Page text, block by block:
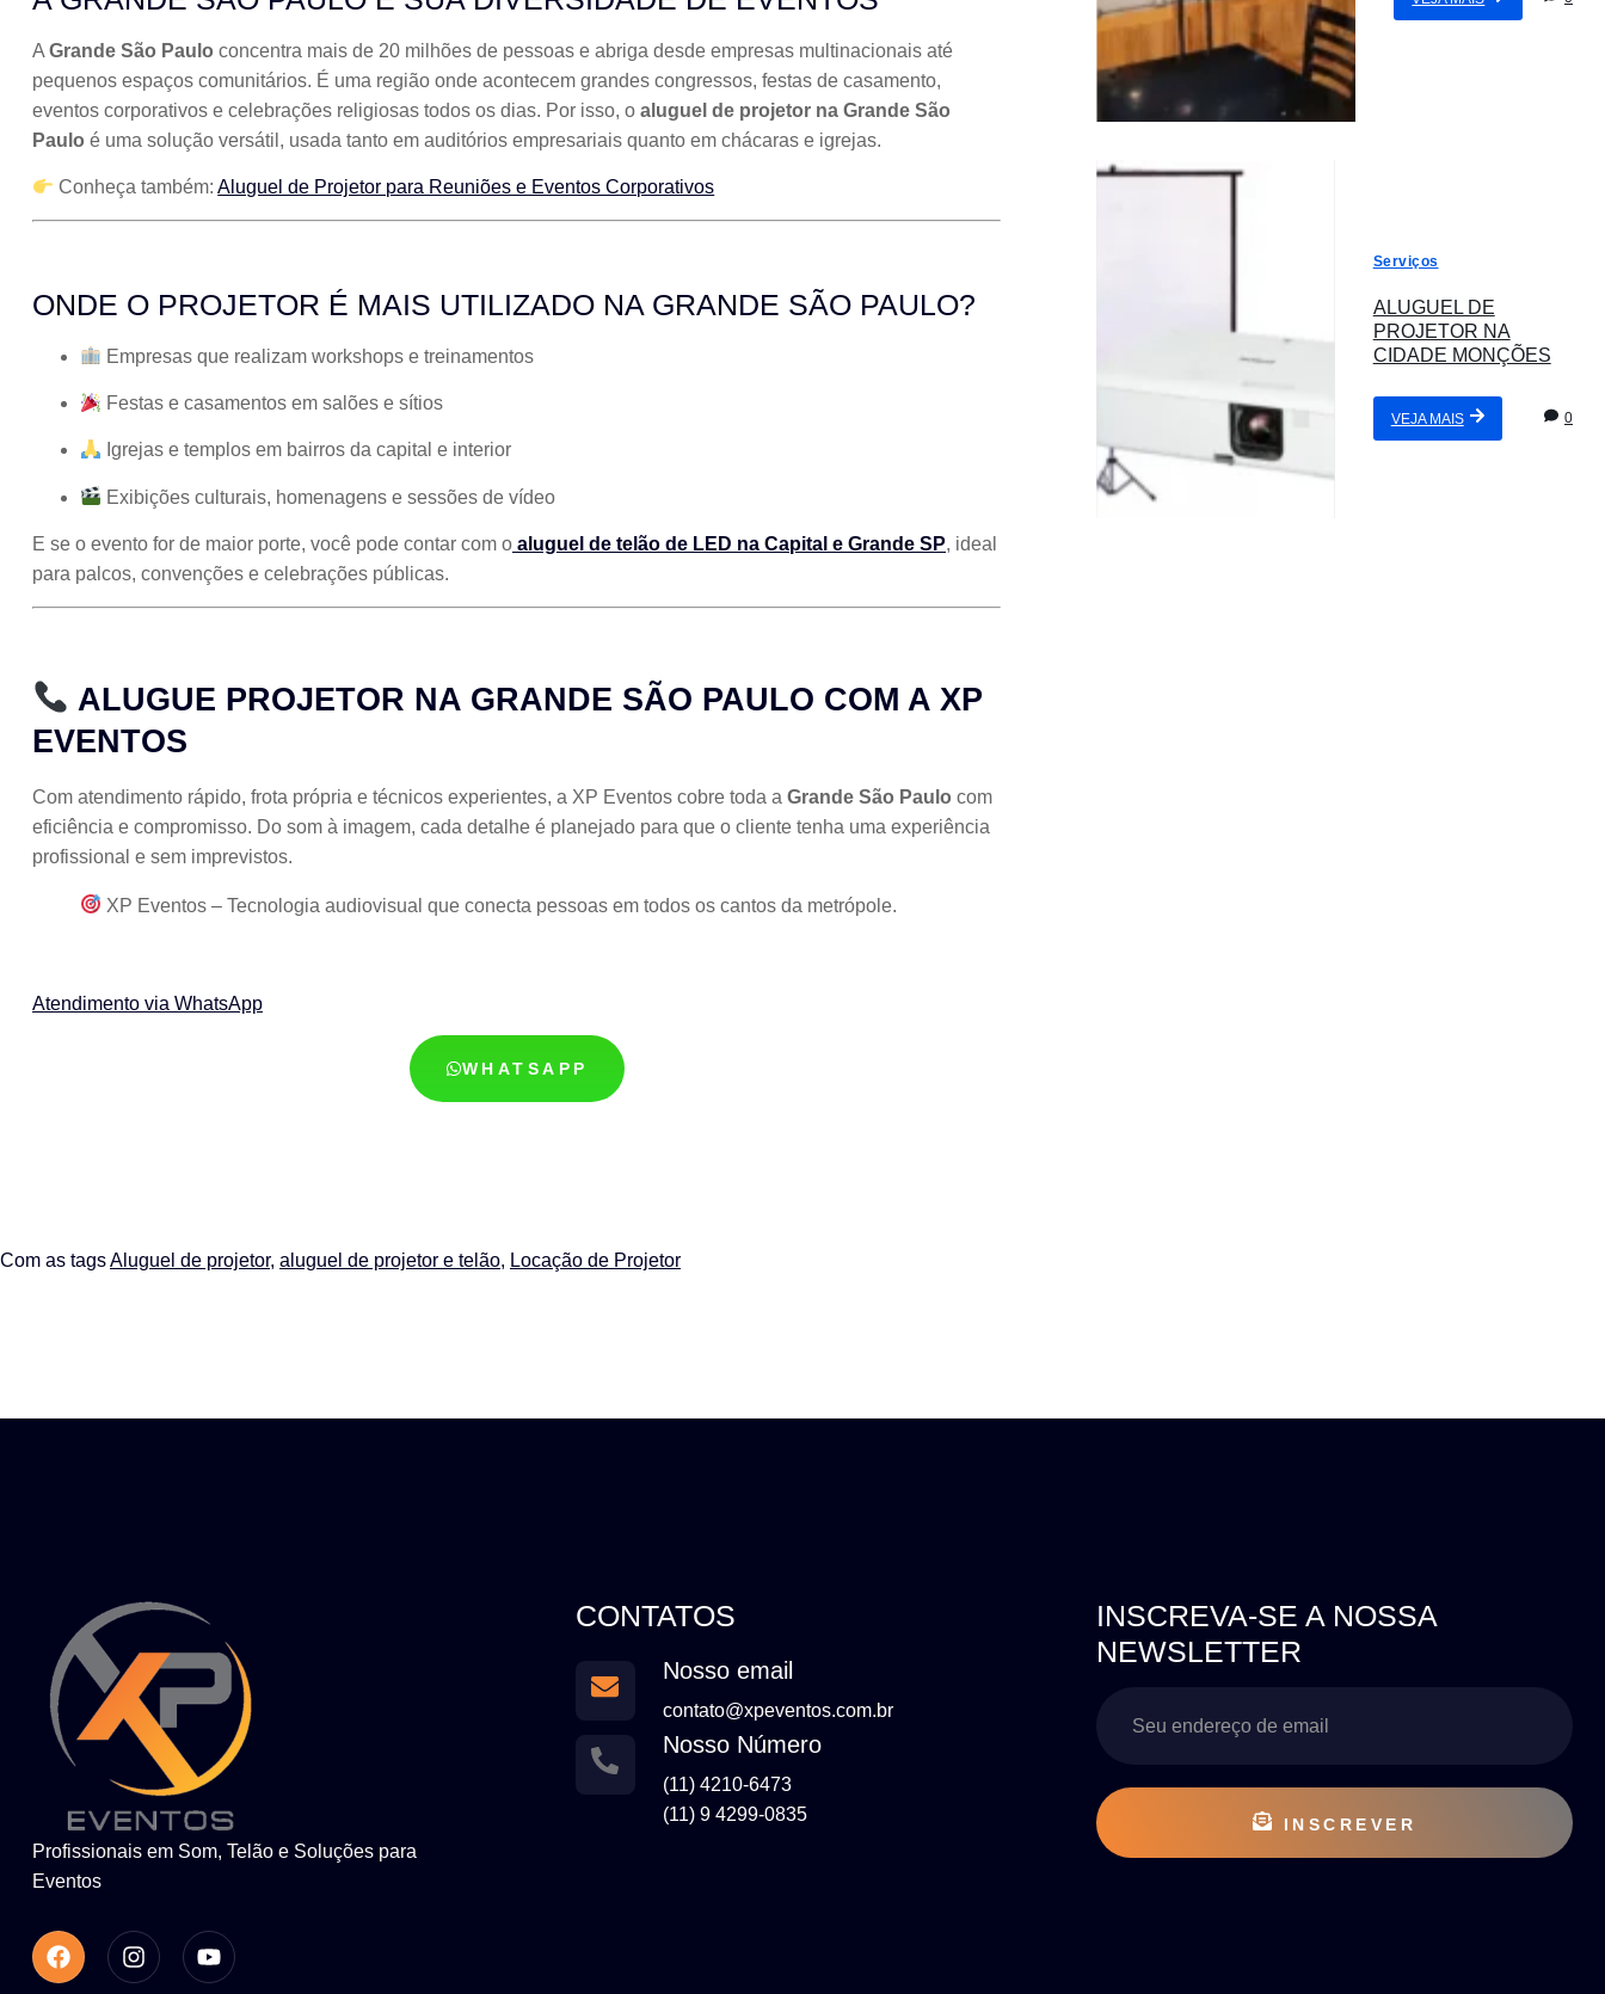
A Grande São Paulo concentra mais de 20 milhões de pessoas e abriga desde empresas multinacionais até
pequenos espaços comunitários. É uma região onde acontecem grandes congressos, festas de casamento,
eventos corporativos e celebrações religiosas todos os dias. Por isso, o aluguel de projetor na Grande São
Paulo é uma solução versátil, usada tanto em auditórios empresariais quanto em chácaras e igrejas.
Conheça também:Aluguel de Projetor para Reuniões e Eventos Corporativos
ONDE O PROJETOR É MAIS UTILIZADO NA GRANDE SÃO PAULO?
Empresas que realizam workshops e treinamentos
Festas e casamentos em salões e sítios
Igrejas e templos em bairros da capital e interior
Exibições culturais, homenagens e sessões de vídeo
E se o evento for de maior porte, você pode contar com o aluguel de telão de LED na Capital e Grande SP, ideal
para palcos, convenções e celebrações públicas.
ALUGUE PROJETOR NA GRANDE SÃO PAULO COM A XP
EVENTOS
Com atendimento rápido, frota própria e técnicos experientes, a XP Eventos cobre toda a Grande São Paulo com
eficiência e compromisso. Do som à imagem, cada detalhe é planejado para que o cliente tenha uma experiência
profissional e sem imprevistos.
XP Eventos – Tecnologia audiovisual que conecta pessoas em todos os cantos da metrópole.
Atendimento via WhatsApp
WHATSAPP
Serviços
ALUGUEL DE
PROJETOR NA
CIDADE MONÇÕES
VEJA MAIS 0
Com as tagsAluguel de projetor, aluguel de projetor e telão, Locação de Projetor
Profissionais em Som, Telão e Soluções para
Eventos
CONTATOS
Nosso email
contato@xpeventos.com.br
Nosso Número
(11) 4210-6473
(11) 9 4299-0835
INSCREVA-SE A NOSSA
NEWSLETTER
INSCREVER